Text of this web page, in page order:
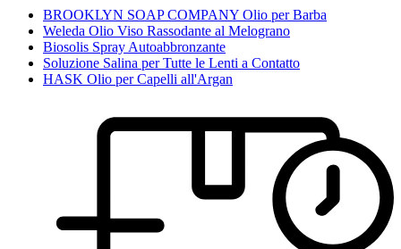
BROOKLYN SOAP COMPANY Olio per Barba
Weleda Olio Viso Rassodante al Melograno
Biosolis Spray Autoabbronzante
Soluzione Salina per Tutte le Lenti a Contatto
HASK Olio per Capelli all'Argan